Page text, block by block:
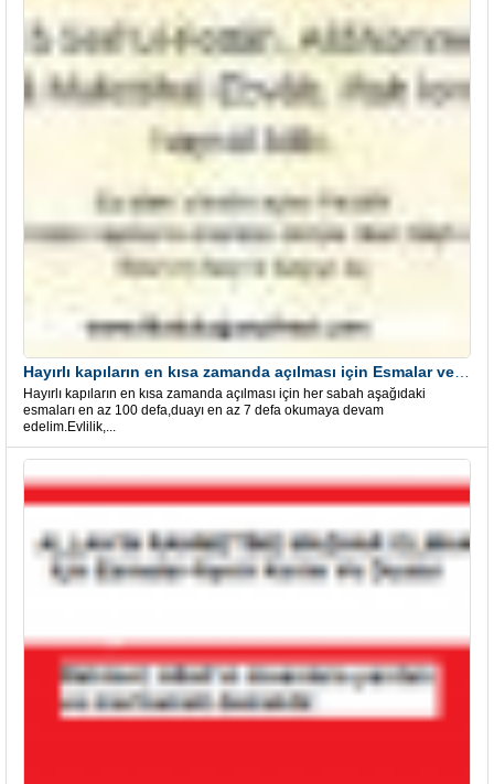
Hayırlı kapıların en kısa zamanda açılması için her sabah aşağıdaki
esmaları en az 100 defa,duayı en az 7 defa okumaya devam
edelim.Evlilik,...